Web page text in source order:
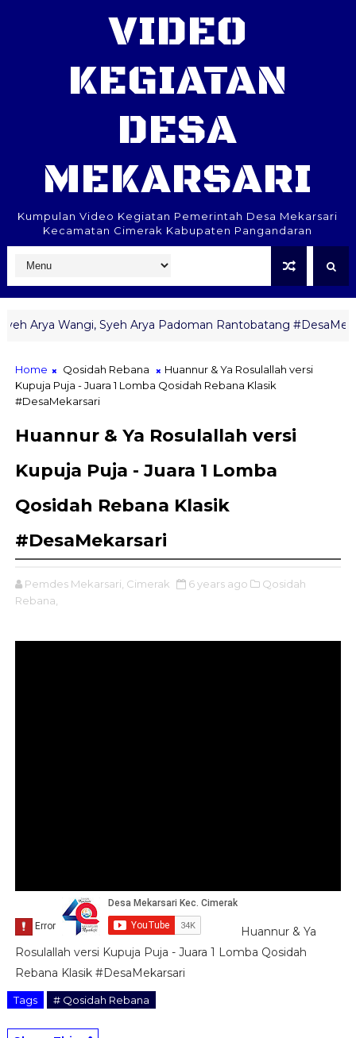
VIDEO
KEGIATAN
DESA
MEKARSARI
Kumpulan Video Kegiatan Pemerintah Desa Mekarsari
Kecamatan Cimerak Kabupaten Pangandaran
Arya Wangi, Syeh Arya Padoman Rantobatang
Home Qosidah Rebana
Huannur & Ya Rosulallah versi
Kupuja Puja - Juara 1 Lomba Qosidah Rebana Klasik
#DesaMekarsari
Huannur & Ya Rosulallah versi
Kupuja Puja - Juara 1 Lomba
Qosidah Rebana Klasik
#DesaMekarsari
Pemdes Mekarsari, Cimerak 6 years ago
Qosidah
Rebana,
Huannur & Ya
Rosulallah versi Kupuja Puja - Juara 1 Lomba Qosidah
Rebana Klasik #DesaMekarsari
Tags # Qosidah Rebana